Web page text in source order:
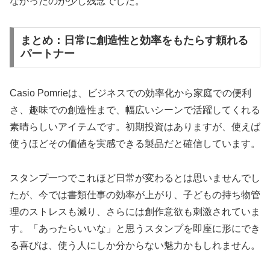
まとめ：日常に創造性と効率をもたらす頼れる
パートナー
Casio Pomrieは、ビジネスでの効率化から家庭での便利
さ、趣味での創造性まで、幅広いシーンで活躍してくれる
素晴らしいアイテムです。初期投資はありますが、使えば
使うほどその価値を実感できる製品だと確信しています。
スタンプ一つでこれほど日常が変わるとは思いませんでし
たが、今では書類仕事の効率が上がり、子どもの持ち物管
理のストレスも減り、さらには創作意欲も刺激されていま
す。「あったらいいな」と思うスタンプを即座に形にでき
る喜びは、使う人にしか分からない魅力かもしれません。